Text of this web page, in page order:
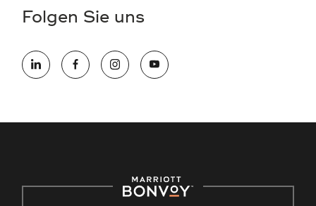
Folgen Sie uns